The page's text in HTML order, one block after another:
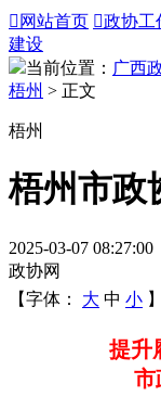
 网站首页 政协工
建设
当前位置： 广西
梧州 > 正文
梧州
梧州市政
2025-03-07
政协网
【字体：
大 中 小 】
提升
市